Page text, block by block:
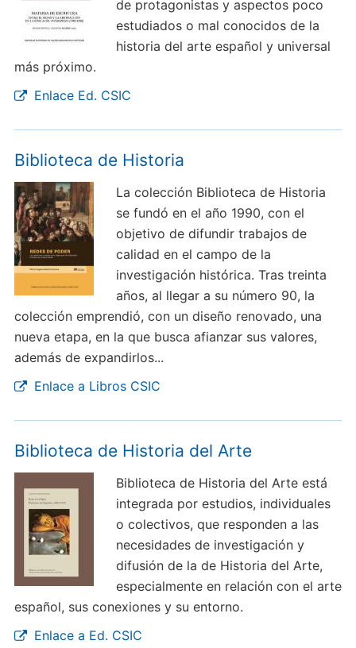
de protagonistas y aspectos poco
estudiados o mal conocidos de la
historia del arte español y universal
más próximo.
Enlace Ed. CSIC
Biblioteca de Historia
La colección Biblioteca de Historia
se fundó en el año 1990, con el
objetivo de difundir trabajos de
calidad en el campo de la
investigación histórica. Tras treinta
años, al llegar a su número 90, la
colección emprendió, con un diseño renovado, una
nueva etapa, en la que busca afianzar sus valores,
además de expandirlos...
Enlace a Libros CSIC
Biblioteca de Historia del Arte
Biblioteca de Historia del Arte está
integrada por estudios, individuales
o colectivos, que responden a las
necesidades de investigación y
difusión de la de Historia del Arte,
especialmente en relación con el arte
español, sus conexiones y su entorno.
Enlace a Ed. CSIC